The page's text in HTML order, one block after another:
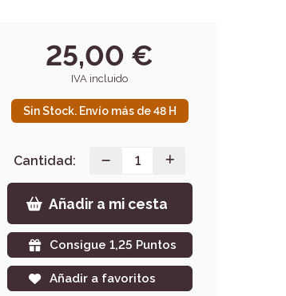
25,00 €
IVA incluido
Sin Stock. Envío más de 48 H
Cantidad:
Añadir a mi cesta
Consigue 1,25 Puntos
Añadir a favoritos